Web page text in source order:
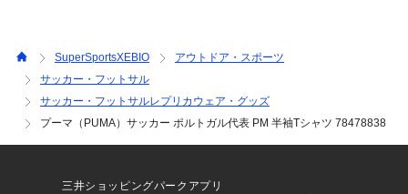
予告なく変更することがあります。あらかじめご了承くださ
い。2026年秋冬モデル 2026fwmodel プーマ PUMA スーパー
スポーツゼビオ ゼビオ Super Sports XEBIO サッカー soccer
フットボール サッカーウエア ウェア ファンアイテム レプリカ
ル 試合観戦 観戦 応援 応援グッズ 78478838 26scab
SuperSportsXEBIO
アウトドア・スポーツ
サッカー・フットサル
サッカー・フットサルレプリカウェア・グッズ
プーマ（PUMA）サッカー ポルトガル代表 PM 半袖Tシャツ 78478838
三井ショッピングパークアプリ